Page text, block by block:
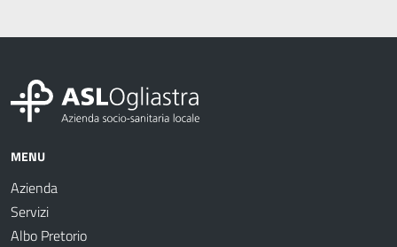
MENU
Azienda
Servizi
Albo Pretorio